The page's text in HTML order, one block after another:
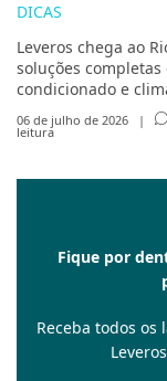
DICAS
Leveros chega ao
soluções completas
condicionado e
06 de julho de 2026 |
leitura
Fique por
Receba todos os